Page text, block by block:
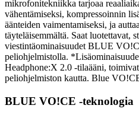
mikrofonitekniikka tarjoaa
vähentämiseksi, kompressoinnin
äänteiden vaimentamiseksi, ja
täyteläisemmältä. Saat luotettavat,
viestintäominaisuudet BLUE
peliohjelmistolla.
Headphone:X 2.0 -tilaääni,
peliohjelmiston kautta. Blue
BLUE VO!CE -teknologia